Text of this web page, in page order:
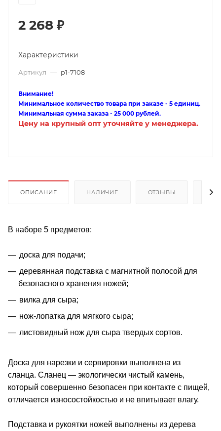
2 268 ₽
Характеристики
Артикул — p1-7108
Внимание!
Минимальное количество товара при заказе - 5 единиц.
Минимальная сумма заказа - 25 000 рублей.
Цену на крупный опт уточняйте у менеджера.
ОПИСАНИЕ НАЛИЧИЕ ОТЗЫВЫ
В наборе 5 предметов:
доска для подачи;
деревянная подставка с магнитной полосой для
безопасного хранения ножей;
вилка для сыра;
нож-лопатка для мягкого сыра;
листовидный нож для сыра твердых сортов.
Доска для нарезки и сервировки выполнена из
сланца. Сланец — экологически чистый камень,
который совершенно безопасен при контакте с пищей,
отличается износостойкостью и не впитывает влагу.
Подставка и рукоятки ножей выполнены из дерева